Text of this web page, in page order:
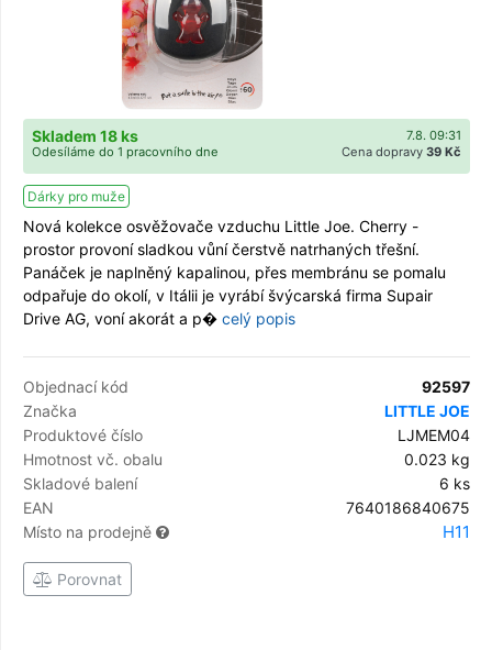
7.8. 09:31
Skladem 18 ks
Cena dopravy 39 Kč
Odesíláme do 1 pracovního dne
Dárky pro muže
Nová kolekce osvěžovače vzduchu Little Joe. Cherry -
prostor provoní sladkou vůní čerstvě natrhaných třešní.
Panáček je naplněný kapalinou, přes membránu se pomalu
odpařuje do okolí, v Itálii je vyrábí švýcarská firma Supair
Drive AG, voní akorát a p� celý popis
Objednací kód
92597
Značka
LITTLE JOE
Produktové číslo
LJMEM04
Hmotnost vč. obalu
0.023 kg
Skladové balení
6 ks
EAN
7640186840675
Místo na prodejně
H11
Porovnat